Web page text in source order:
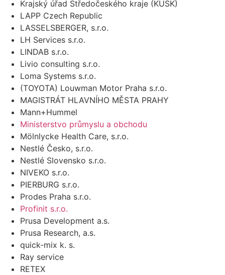
Krajský úřad Středočeského kraje (KUSK)
LAPP Czech Republic
LASSELSBERGER, s.r.o.
LH Services s.r.o.
LINDAB s.r.o.
Livio consulting s.r.o.
Loma Systems s.r.o.
(TOYOTA) Louwman Motor Praha s.r.o.
MAGISTRÁT HLAVNÍHO MĚSTA PRAHY
Mann+Hummel
Ministerstvo průmyslu a obchodu
Mölnlycke Health Care, s.r.o.
Nestlé Česko, s.r.o.
Nestlé Slovensko s.r.o.
NIVEKO s.r.o.
PIERBURG s.r.o.
Prodes Praha s.r.o.
Profinit s.r.o.
Prusa Development a.s.
Prusa Research, a.s.
quick-mix k. s.
Ray service
RETEX